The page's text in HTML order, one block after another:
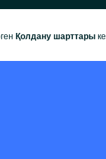
Қолдану шарттары